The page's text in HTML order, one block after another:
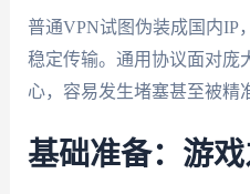
普通VPN试图伪装成国内IP
稳定传输。通用协议面对庞
心，容易发生堵塞甚至被精
基础准备：游